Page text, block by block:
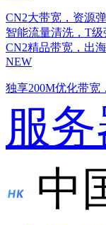
CN2大带宽，资源
智能流量清洗，T级
CN2精品带宽，出
NEW
独享200M优化带宽
服
中